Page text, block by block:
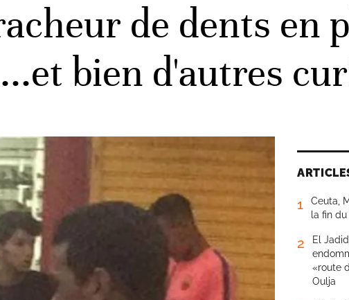
de dents en
bien d'autres
1
Ceuta,
la fin
2
El
«route
Oulja